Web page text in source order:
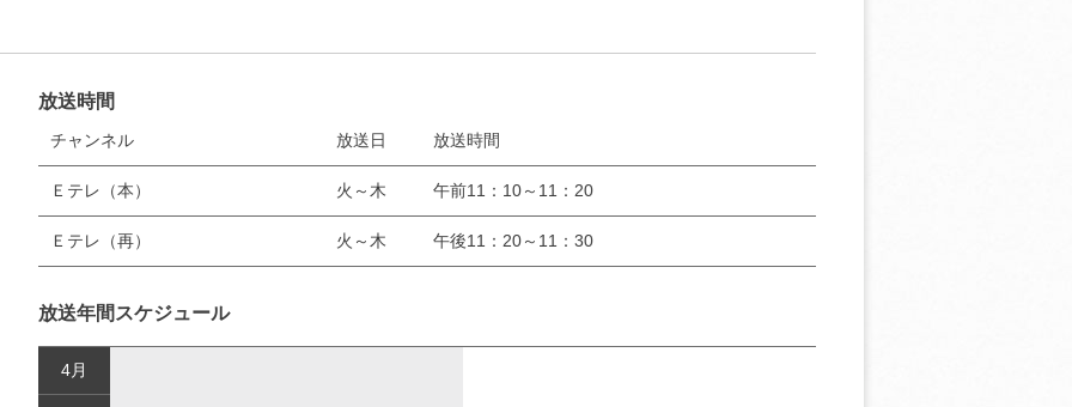
お支払いに進む
放送時間
チャンネル 放送日 放送時間
Ｅテレ（本） 火～木 午前11：10～11：20
Ｅテレ（再） 火～木 午後11：20～11：30
放送年間スケジュール
4月